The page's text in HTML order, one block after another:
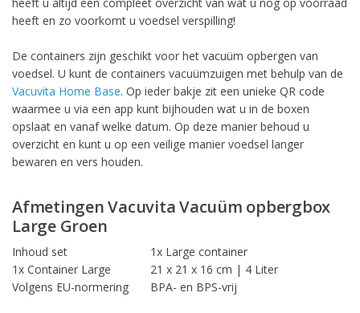
heeft en zo voorkomt u voedsel verspilling!
De containers zijn geschikt voor het vacuüm opbergen van
voedsel. U kunt de containers vacuümzuigen met behulp van de
Vacuvita Home Base. Op ieder bakje zit een unieke QR code
waarmee u via een app kunt bijhouden wat u in de boxen
opslaat en vanaf welke datum. Op deze manier behoud u
overzicht en kunt u op een veilige manier voedsel langer
bewaren en vers houden.
Afmetingen Vacuvita Vacuüm opbergbox
Large Groen
Inhoud set
1x Large container
1x Container Large
21 x 21 x 16 cm | 4 Liter
Volgens EU-normering
BPA- en BPS-vrij